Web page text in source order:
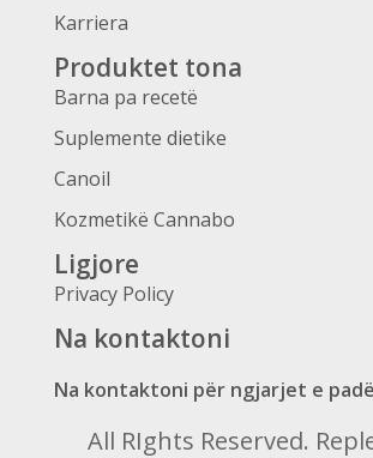
Karriera
Produktet tona
Barna pa recetë
Suplemente dietike
Canoil
Kozmetikë Cannabo
Ligjore
Privacy Policy
Na kontaktoni
Na kontaktoni për ngjarjet e
All RIghts Reserved.